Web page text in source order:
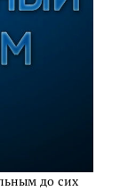
до сих